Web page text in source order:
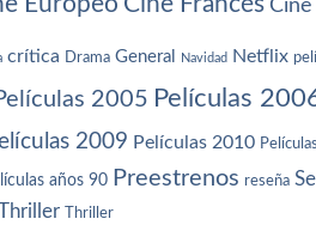
crítica Drama General Navidad Netflix
2005 Películas
2009 Películas 2010
años 90 Preestrenos reseña
Thriller